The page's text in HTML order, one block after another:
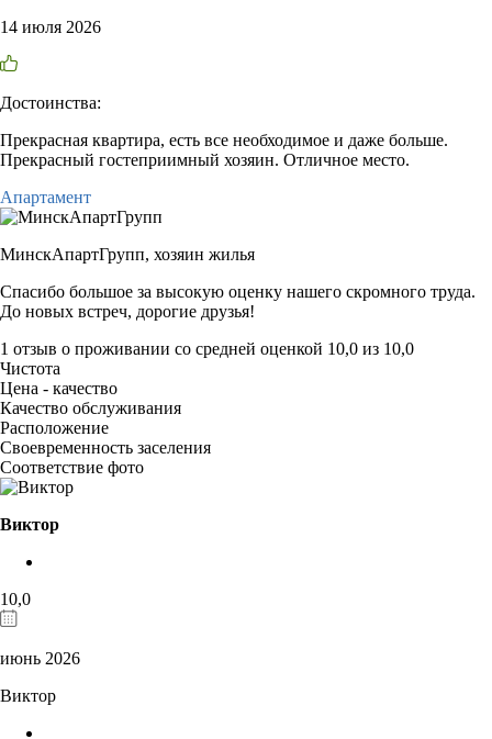
14 июля 2026
Достоинства:
Прекрасная квартира, есть все необходимое и даже больше.
Прекрасный гостеприимный хозяин. Отличное место.
Апартамент
МинскАпартГрупп, хозяин жилья
Спасибо большое за высокую оценку нашего скромного труда.
До новых встреч, дорогие друзья!
1 отзыв о проживании со средней оценкой 10,0 из 10,0
Чистота
Цена - качество
Качество обслуживания
Расположение
Своевременность заселения
Соответствие фото
Виктор
10,0
июнь 2026
Виктор